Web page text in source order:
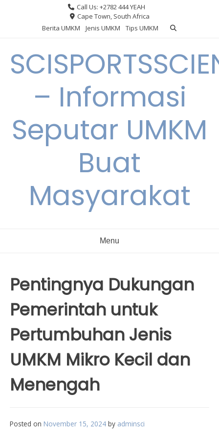
Call Us: +2782 444 YEAH
Cape Town, South Africa
Berita UMKM
Jenis UMKM Tips UMKM
– Informasi
Seputar UMKM
Buat
Masyarakat
Menu
Pentingnya Dukungan
Pemerintah untuk
Pertumbuhan Jenis
UMKM Mikro Kecil dan
Menengah
Posted on November 15, 2024 by adminsci